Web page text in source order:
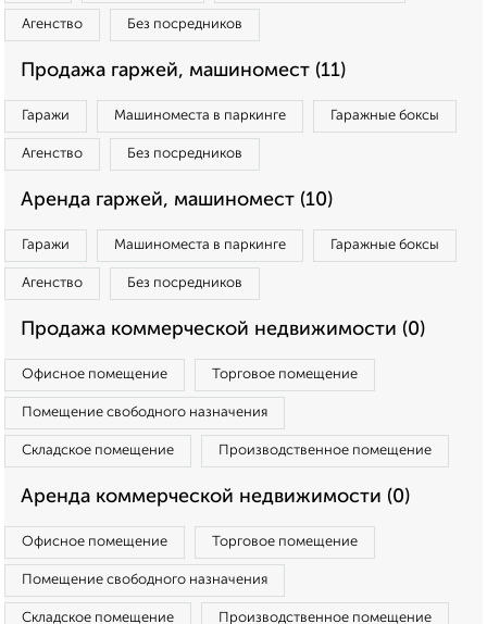
Агенство Без посредников
Продажа гаржей, машиномест (11)
Гаражи Машиноместа в паркинге Гаражные боксы
Агенство Без посредников
Аренда гаржей, машиномест (10)
Гаражи Машиноместа в паркинге Гаражные боксы
Агенство Без посредников
Продажа коммерческой недвижимости (0)
Офисное помещение Торговое помещение
Помещение свободного назначения
Складское помещение Производственное помещение
Аренда коммерческой недвижимости (0)
Офисное помещение Торговое помещение
Помещение свободного назначения
Складское помещение Производственное помещение